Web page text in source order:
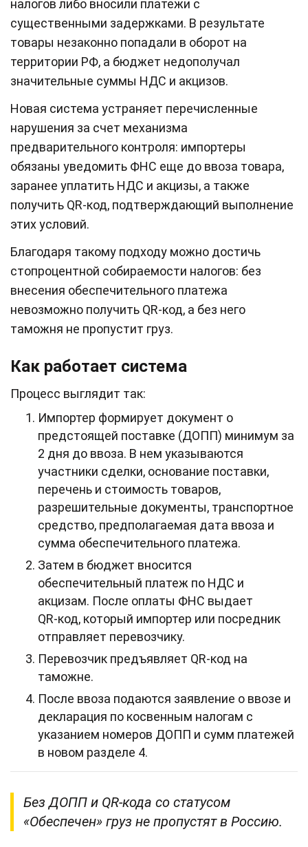
налогов либо вносили платежи с
существенными задержками. В результате
товары незаконно попадали в оборот на
территории РФ, а бюджет недополучал
значительные суммы НДС и акцизов.
Новая система устраняет перечисленные
нарушения за счет механизма
предварительного контроля: импортеры
обязаны уведомить ФНС еще до ввоза товара,
заранее уплатить НДС и акцизы, а также
получить QR‑код, подтверждающий выполнение
этих условий.
Благодаря такому подходу можно достичь
стопроцентной собираемости налогов: без
внесения обеспечительного платежа
невозможно получить QR‑код, а без него
таможня не пропустит груз.
Как работает система
Процесс выглядит так:
Импортер формирует документ о
предстоящей поставке (ДОПП) минимум за
2 дня до ввоза. В нем указываются
участники сделки, основание поставки,
перечень и стоимость товаров,
разрешительные документы, транспортное
средство, предполагаемая дата ввоза и
сумма обеспечительного платежа.
Затем в бюджет вносится
обеспечительный платеж по НДС и
акцизам. После оплаты ФНС выдает
QR‑код, который импортер или посредник
отправляет перевозчику.
Перевозчик предъявляет QR‑код на
таможне.
После ввоза подаются заявление о ввозе и
декларация по косвенным налогам с
указанием номеров ДОПП и сумм платежей
в новом разделе 4.
Без ДОПП и QR‑кода со статусом
«Обеспечен» груз не пропустят в Россию.